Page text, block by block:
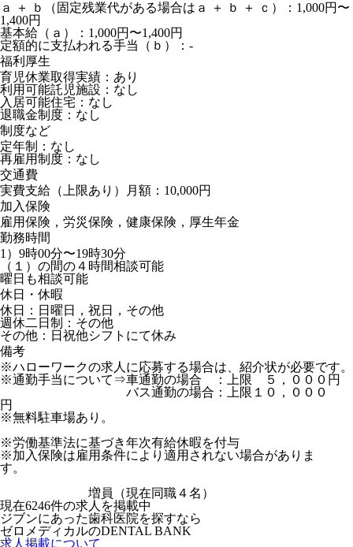
ａ ＋ ｂ（固定残業代がある場合はａ ＋ ｂ ＋ ｃ）：1,000円〜
1,400円
基本給（ａ）：1,000円〜1,400円
定額的に支払われる手当（ｂ）：-
福利厚生
育児休業取得実績：あり
利用可能託児施設：なし
入居可能住宅：なし
退職金制度：なし
制度など
定年制：なし
再雇用制度：なし
交通費
実費支給（上限あり）月額：10,000円
加入保険
雇用保険，労災保険，健康保険，厚生年金
勤務時間
1）9時00分〜19時30分
（１）の間の４時間相談可能
曜日も相談可能
休日・休暇
休日：日曜日，祝日，その他
週休二日制：その他
その他：日祝他シフトにて休み
備考
※ハローワークの求人に応募する場合は、紹介状が必要です。
※通勤手当について⇒車通勤の場合 ：上限 ５，０００円
バス通勤の場合：上限１０，０００
円
※無料駐車場あり。
※労働基準法に基づき年次有給休暇を付与
※加入保険は雇用条件により適用されない場合がありま
す。
増員（現在同職４名）
現在6246件の求人を掲載中
ジブンにあった歯科医院を探すなら
ゼロメディカルのDENTAL BANK
求人掲載について